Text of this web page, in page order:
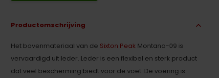
Productomschrijving
Het bovenmateriaal van de Sixton Peak Montana-09 is
vervaardigd uit leder. Leder is een flexibel en sterk product
dat veel bescherming biedt voor de voet. De voering is